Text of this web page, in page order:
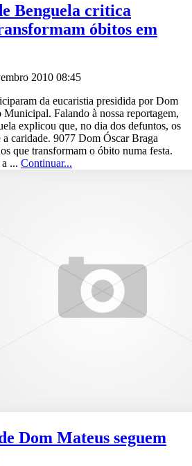
Benguela critica
óbitos em
2010 08:45
da eucaristia presidida por Dom
Falando à nossa reportagem,
explicou que, no dia dos defuntos, os
a caridade. 9077 Dom Óscar Braga
que transformam o óbito numa festa.
... Continuar...
Dom Mateus seguem